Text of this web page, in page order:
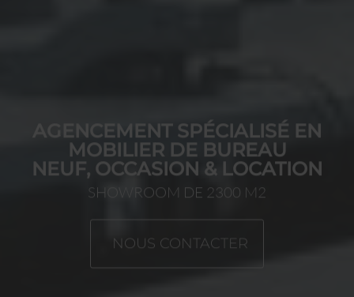
AGENCEMENT SPÉCIALISÉ EN
MOBILIER DE BUREAU
NEUF, OCCASION & LOCATION
SHOWROOM DE 2300 M2
NOUS CONTACTER